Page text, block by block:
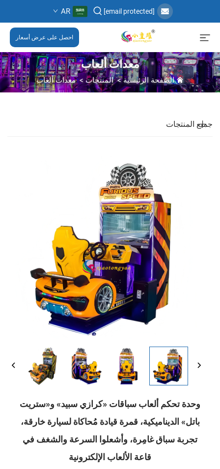
[email protected]
AR
احصل على عرض أسعار
معدات ألعاب
الصفحة الرئيسية>المنتجات >معدات ألعاب
جميع المنتجات
وحدة تحكم ألعاب سباقات «كرازي سبيد» و«ستريت
باتل» الديناميكية، قمرة قيادة مُحاكاة لسيارة خارقة،
تجربة سباق غامِرة، وأشعلوا السرعة والشغف في
قاعة الألعاب الإلكترونية